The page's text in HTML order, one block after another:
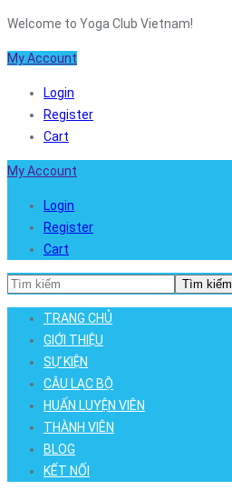
Welcome to Yoga Club Vietnam!
My Account
Login
Register
Cart
My Account
Login
Register
Cart
Tìm kiếm
TRANG CHỦ
GIỚI THIỆU
SỰ KIỆN
CÂU LẠC BỘ
HUẤN LUYỆN VIÊN
THÀNH VIÊN
BLOG
KẾT NỐI